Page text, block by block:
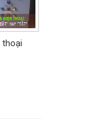
thoại